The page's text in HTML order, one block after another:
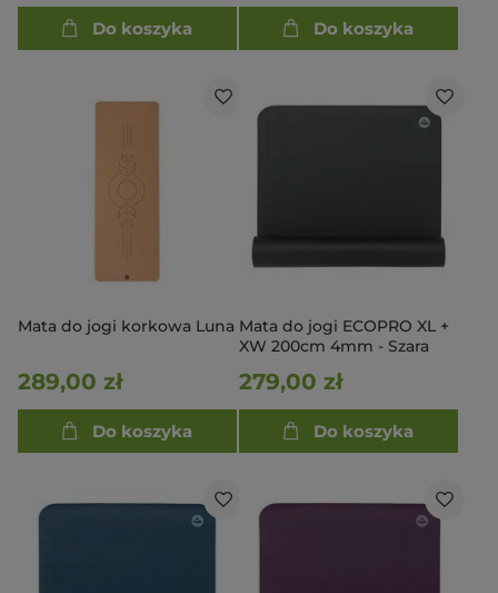
Do koszyka Do koszyka
Mata do jogi korkowa Luna
289,00 zł
Do koszyka
Mata do jogi ECOPRO XL +
XW 200cm 4mm - Szara
279,00 zł
Do koszyka